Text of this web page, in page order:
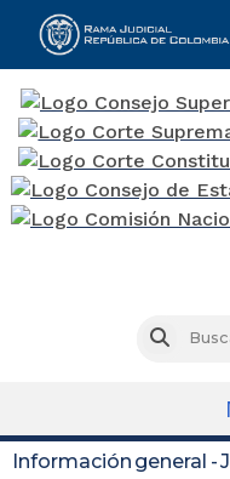
Buscar
Información general -